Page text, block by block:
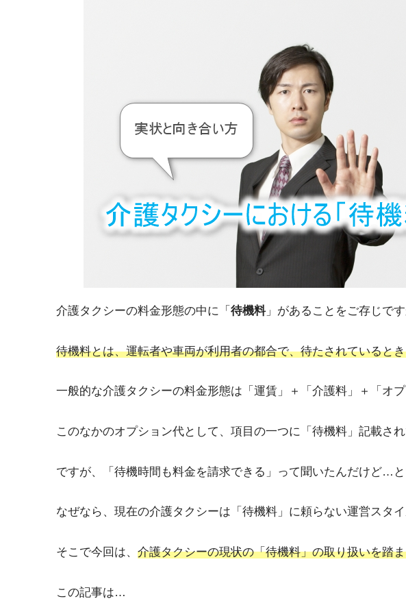
介護タクシーの料金形態の中に「 待機料」があることをご存じです
待機料とは、運転者や車両が利用者の都合で、待たされていると
一般的な介護タクシーの料金形態は「運賃」＋「介護料」＋「オ
このなかのオプション代として、項目の一つに「待機料」記載され
ですが、「待機時間も料金を請求できる」って聞いたんだけど…と
なぜなら、現在の介護タクシーは「待機料」に頼らない運営スタ
そこで今回は、 介護タクシーの現状の「待機料」の取り扱いを踏
この記事は…